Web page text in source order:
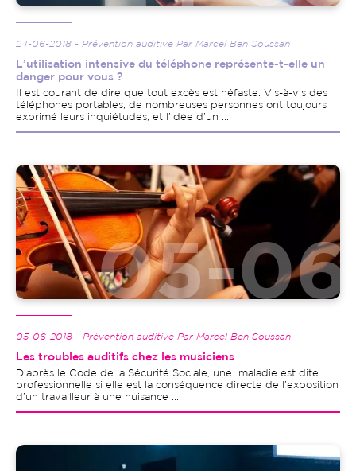
24-06-2018 - Prévention auditive Par Marcel Ben Soussan
L’utilisation intensive du téléphone représente-t-elle un
danger pour vous ?
Il est courant de dire que tout excès est néfaste. Vis-à-vis des
téléphones portables, de nombreuses personnes ont toujours
exprimé leurs inquiétudes, et l’idée d’un ...
Image
05-06-2018 - Prévention auditive Par Marcel Ben Soussan
Les troubles auditifs chez les musiciens
D’après le Code de la Sécurité Sociale, une maladie est dite
professionnelle si elle est la conséquence directe de l’exposition
d’un travailleur à une nuisance ...
Image